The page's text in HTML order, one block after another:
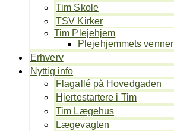
Tim Skole
TSV Kirker
Tim Plejehjem
Plejehjemmets venner
Erhverv
Nyttig info
Flagallé på Hovedgaden
Hjertestartere i Tim
Tim Lægehus
Lægevagten